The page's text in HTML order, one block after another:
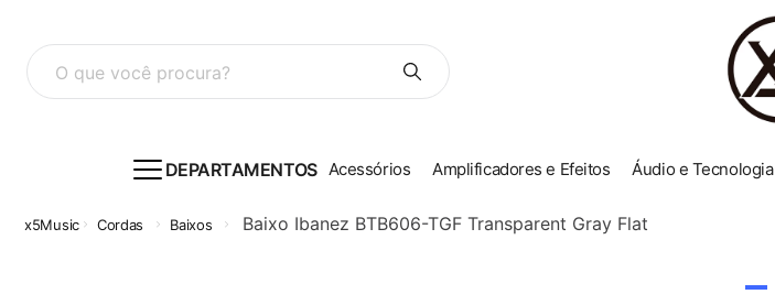
O que você procura?
DEPARTAMENTOS Acessórios Amplificadores e Efeitos Áudio e Tecnologia
Cordas Baixos Baixo Ibanez BTB606-TGF Transparent Gray Flat